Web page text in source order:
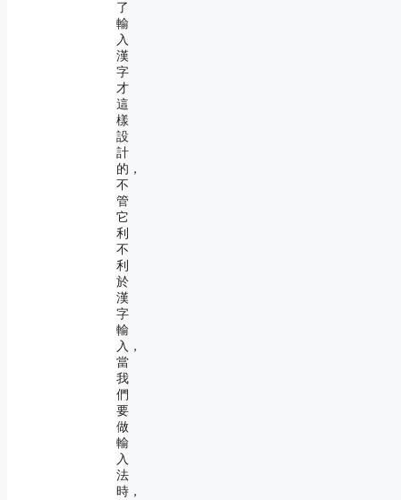
了
輸
入
漢
字
才
這
樣
設
計
的，
不
管
它
利
不
利
於
漢
字
輸
入，
當
我
們
要
做
輸
入
法
時，